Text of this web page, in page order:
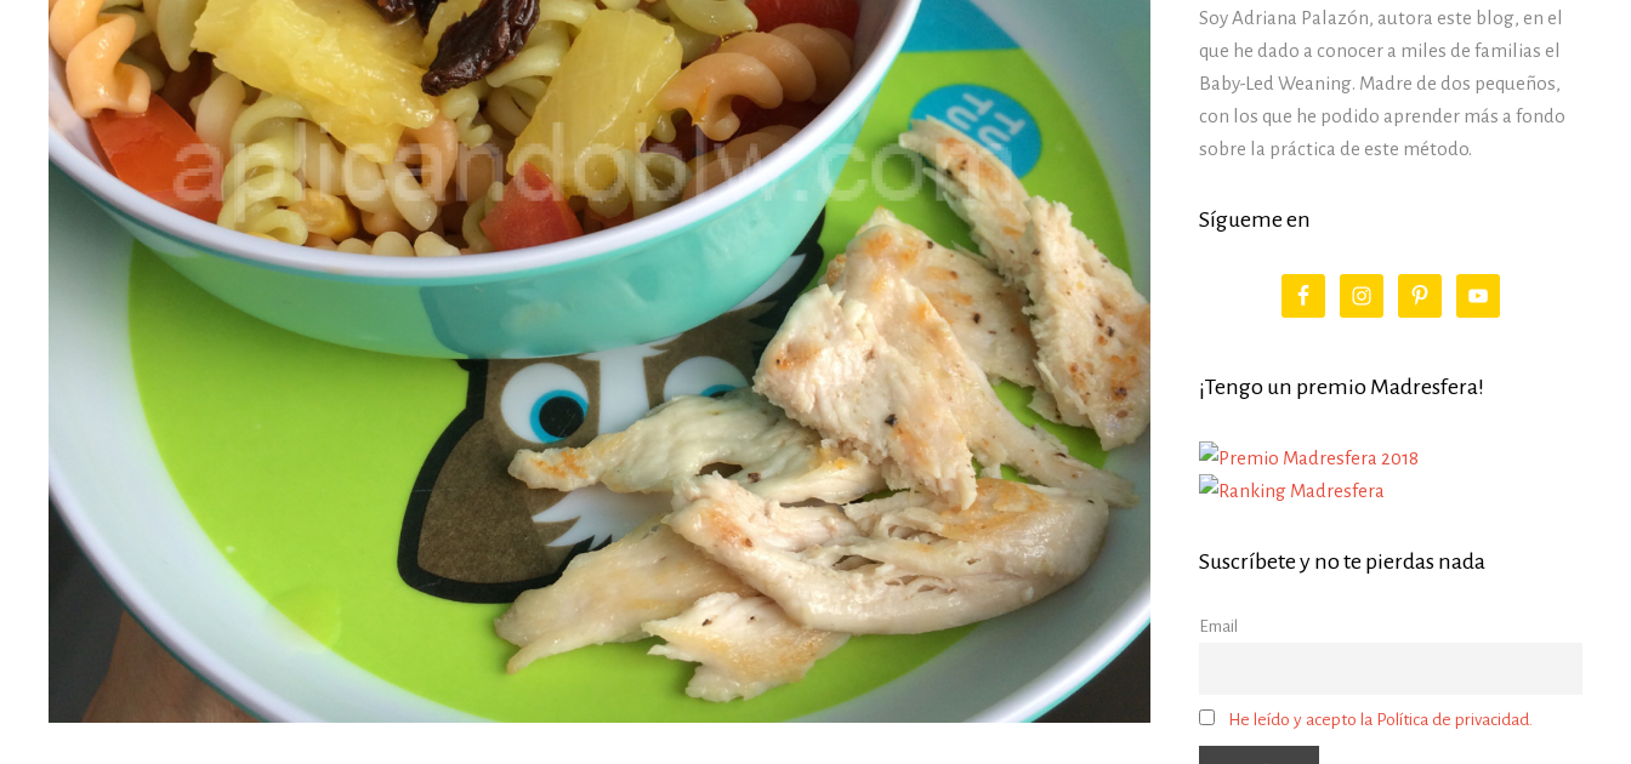
Soy Adriana Palazón, autora este blog, en el
que he dado a conocer a miles de familias el
Baby-Led Weaning. Madre de dos pequeños,
con los que he podido aprender más a fondo
sobre la práctica de este método.
Sígueme en
¡Tengo un premio Madresfera!
Suscríbete y no te pierdas nada
Email
He leído y acepto la Política de privacidad.